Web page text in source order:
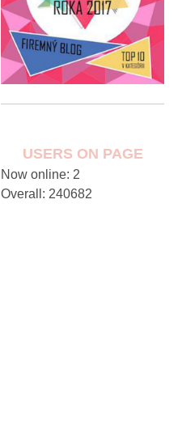
USERS ON PAGE
Now online: 2
Overall: 240682